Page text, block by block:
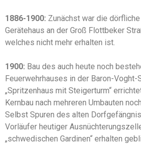
1886-1900: Zunächst war die
Gerätehaus an der Groß Flottbeker
welches nicht mehr erhalten ist.
1900: Bau des auch heute noch
Feuerwehrhauses in der Baron-
„Spritzenhaus mit Steigerturm“
Kernbau nach mehreren Umbauten
Selbst Spuren des alten
Vorläufer heutiger
„schwedischen Gardinen“ erhalten